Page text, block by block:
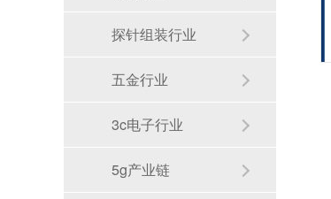
探针组装行业
五金行业
3c电子行业
5g产业链